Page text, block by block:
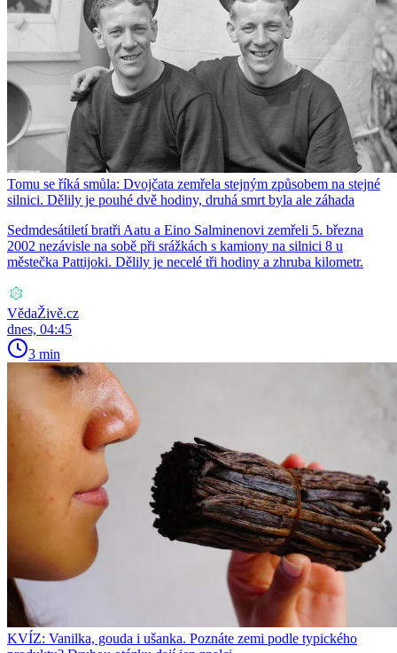
Tomu se říká smůla: Dvojčata zemřela stejným způsobem na stejné
silnici. Dělily je pouhé dvě hodiny, druhá smrt byla ale záhada
Sedmdesátiletí bratři Aatu a Eino Salminenovi zemřeli 5. března
2002 nezávisle na sobě při srážkách s kamiony na silnici 8 u
městečka Pattijoki. Dělily je necelé tři hodiny a zhruba kilometr.
VědaŽivě.cz
dnes, 04:45
3 min
KVÍZ: Vanilka, gouda i ušanka. Poznáte zemi podle typického